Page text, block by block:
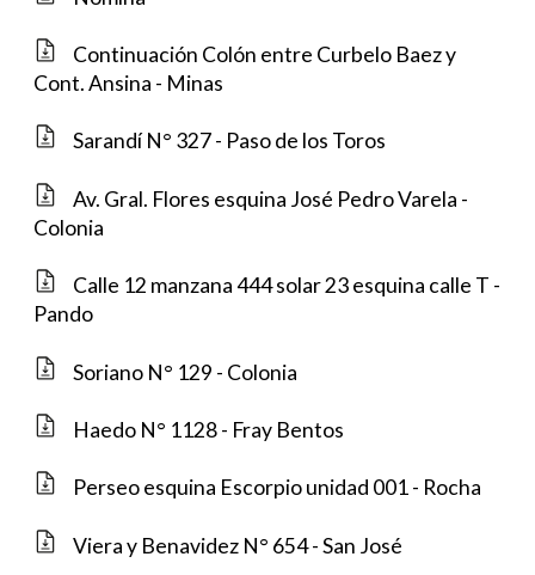
Continuación Colón entre Curbelo Baez y
Cont. Ansina - Minas
Sarandí N° 327 - Paso de los Toros
Av. Gral. Flores esquina José Pedro Varela -
Colonia
Calle 12 manzana 444 solar 23 esquina calle T -
Pando
Soriano N° 129 - Colonia
Haedo N° 1128 - Fray Bentos
Perseo esquina Escorpio unidad 001 - Rocha
Viera y Benavidez N° 654 - San José